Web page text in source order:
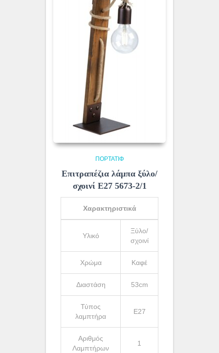
ΠΟΡΤΑΤΊΦ
Επιτραπέζια λάμπα ξύλο/
σχοινί Ε27 5673-2/1
Χαρακτηριστικά
Υλικό
Ξύλο/
σχοινί
Χρώμα Καφέ
Διαστάση 53cm
Τύπος
λαμπτήρα
Ε27
Αριθμός
Λαμπτήρων
1